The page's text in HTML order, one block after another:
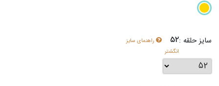
سایز حلقه :52
راهنمای سایز
انگشتر